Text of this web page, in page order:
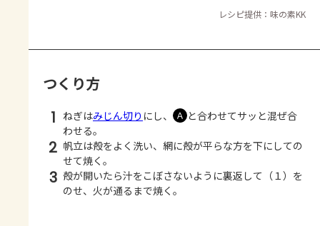
レシピ提供：味の素KK
つくり方
1 ねぎはみじん切り にし、 Ａ と合わせてサッと混ぜ合
わせる。
2 帆立は殻をよく洗い、網に殻が平らな方を下にしての
せて焼く。
3 殻が開いたら汁をこぼさないように裏返して（１）を
のせ、火が通るまで焼く。